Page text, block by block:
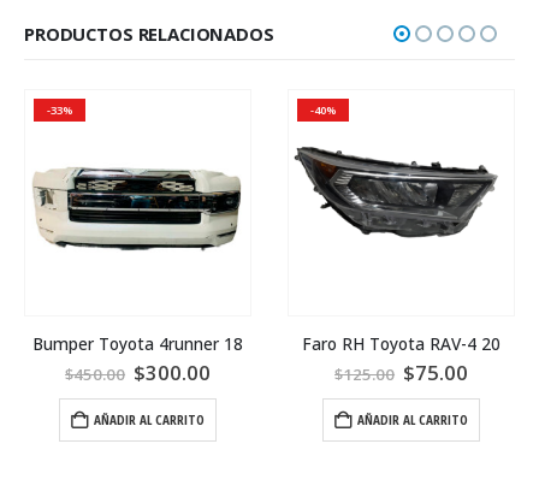
PRODUCTOS RELACIONADOS
-33%
Bumper Toyota 4runner 18
$450.00 $300.00
AÑADIR AL CARRITO
-40%
Faro RH Toyota RAV-4 20
$125.00 $75.00
AÑADIR AL CARRITO